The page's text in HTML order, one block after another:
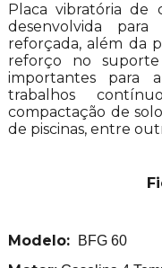
Placa vibratória de
desenvolvida
reforçada, além da
reforço no suporte
importantes para
trabalhos
compactação de
de piscinas, entre
Modelo: BFG 60